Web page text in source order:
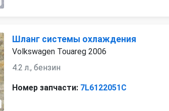
Шланг системы охлаждения
Volkswagen Touareg 2006
4.2 л., бензин
Номер запчасти: 7L6122051C